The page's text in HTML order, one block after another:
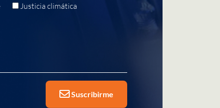
Justicia climática
Suscribirme